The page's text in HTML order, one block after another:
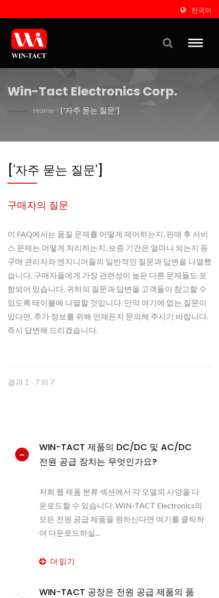
한국어
Toggle
Win-Tact Electronics Corp.
Home / ['자주 묻는 질문']
['자주 묻는 질문']
구매자의 질문
이 FAQ에서는 품질 문제를 어떻게 제어하는지, 판매 후 서비
스 문제는 어떻게 처리하는지, 보증 기간은 얼마나 되는지 등
구매 관리자와 엔지니어들의 일반적인 질문과 답변을 나열했
습니다. 구매자들에게 가장 관련성이 높은 다른 문제들도 포
함되어 있습니다. 귀하의 질문과 답변을 고객들이 참고할 수
있도록 테이블에 나열할 것입니다. 만약 여기에 없는 질문이
있다면, 추가 정보를 위해 언제든지 문의해 주시기 바랍니다.
즉시 답변해 드리겠습니다.
결과 1 - 7 의 7
WIN-TACT 제품의 DC/DC 및 AC/DC
전원 공급 장치는 무엇인가요?
저희 웹 제품 분류 섹션에서 각 모델의 사양을 다
운로드할 수 있습니다. WIN-TACT Electronics의
모든 전원 공급 제품을 원하신다면 여기를 클릭하
여 다운로드하실...
더 읽기
WIN-TACT 공장은 전원 공급 제품의 품